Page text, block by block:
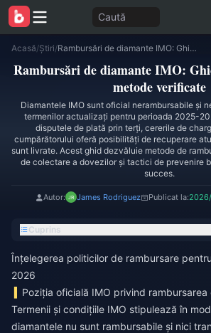
Caută
Acasă/Știri/ Rambursări de diamante IMO: Ghid complet 2026 și metode verificate
Rambursări de diamante IMO:
metode verificate
Diamantele IMO sunt oficial nerambursabile și
termenilor actualizați pentru perioada 2025-
disputele de plată prin terți, cererile de
cumpărătorului oferă posibilități de recuperare
sunt livrate. Acest ghid dezvăluie metode de
de colectare a dovezilor și tactici de prevenire
succes.
Autor: James Rodriguez Publicat la:
Cuprins
Înțelegerea politicilor de rambursare
2026
Poziția oficială IMO privind rambursarea
Termenii și condițiile IMO stipulează în
diamantele nu sunt rambursabile și nici